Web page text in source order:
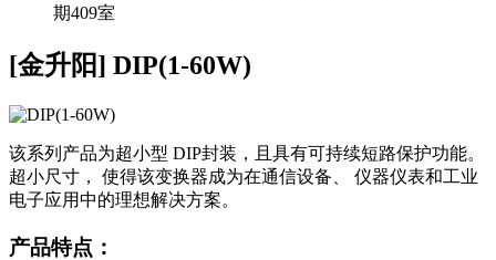
期409室
[金升阳] DIP(1-60W)
该系列产品为超小型 DIP封装，且具有可持续短路保护功能。
超小尺寸， 使得该变换器成为在通信设备、 仪器仪表和工业
电子应用中的理想解决方案。
产品特点：